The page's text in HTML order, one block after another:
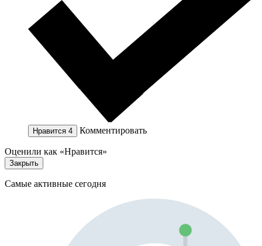
Нравится 4 Комментировать
Оценили как «Нравится»
Закрыть
Самые активные сегодня